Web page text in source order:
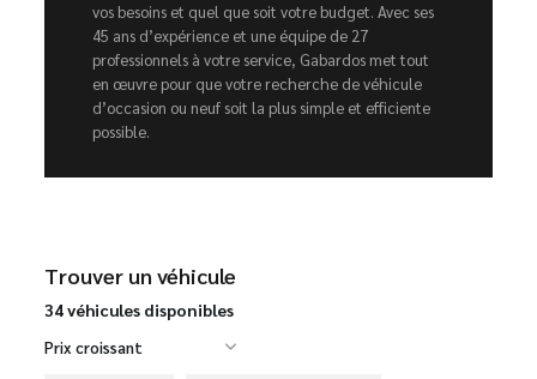
vos besoins et quel que soit votre budget. Avec ses
45 ans d’expérience et une équipe de 27
professionnels à votre service, Gabardos met tout
en œuvre pour que votre recherche de véhicule
d’occasion ou neuf soit la plus simple et efficiente
possible.
Trouver un véhicule
34 véhicules disponibles
Prix croissant